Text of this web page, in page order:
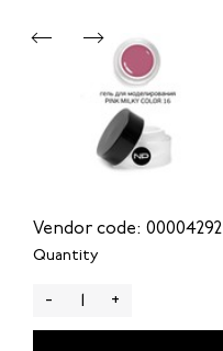
Vendor code: 00004292
Quantity
- +